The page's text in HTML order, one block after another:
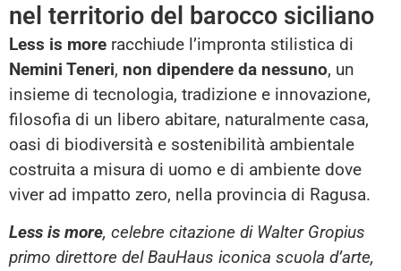
nel territorio del barocco siciliano
Less is more racchiude l’impronta stilistica di
Nemini Teneri, non dipendere da nessuno, un
insieme di tecnologia, tradizione e innovazione,
filosofia di un libero abitare, naturalmente casa,
oasi di biodiversità e sostenibilità ambientale
costruita a misura di uomo e di ambiente dove
viver ad impatto zero, nella provincia di Ragusa.
Less is more, celebre citazione di Walter Gropius
primo direttore del BauHaus iconica scuola d’arte,